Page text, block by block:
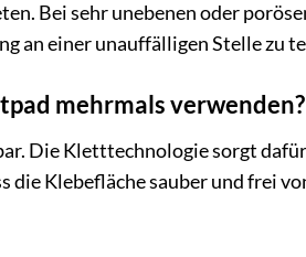
Bei sehr unebenen oder
an einer unauffälligen Stelle zu
mehrmals verwenden?
Die Kletttechnologie sorgt
die Klebefläche sauber und frei